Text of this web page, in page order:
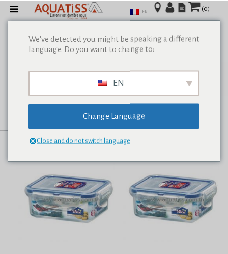
(0)
FR
We've detected you might be speaking a different
language. Do you want to change to:
EN
Change Language
Close and do not switch language